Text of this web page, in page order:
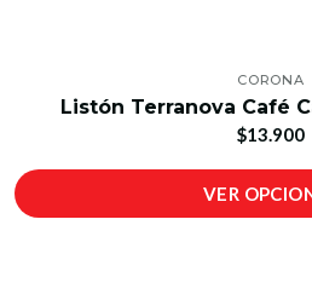
CORONA
Listón Terranova Café
$13.900
VER